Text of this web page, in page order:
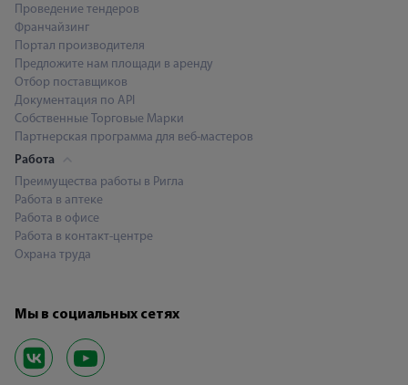
Проведение тендеров
Франчайзинг
Портал производителя
Предложите нам площади в аренду
Отбор поставщиков
Документация по API
Собственные Торговые Марки
Партнерская программа для веб-мастеров
Работа
Преимущества работы в Ригла
Работа в аптеке
Работа в офисе
Работа в контакт-центре
Охрана труда
Мы в социальных сетях